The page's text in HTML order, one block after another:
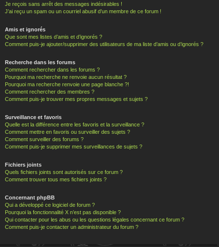
Je reçois sans arrêt des messages indésirables !
J’ai reçu un spam ou un courriel abusif d’un membre de ce forum !
Amis et ignorés
Que sont mes listes d’amis et d’ignorés ?
Comment puis-je ajouter/supprimer des utilisateurs de ma liste d’amis ou d’ignorés ?
Recherche dans les forums
Comment rechercher dans les forums ?
Pourquoi ma recherche ne renvoie aucun résultat ?
Pourquoi ma recherche renvoie une page blanche ?!
Comment rechercher des membres ?
Comment puis-je trouver mes propres messages et sujets ?
Surveillance et favoris
Quelle est la différence entre les favoris et la surveillance ?
Comment mettre en favoris ou surveiller des sujets ?
Comment surveiller des forums ?
Comment puis-je supprimer mes surveillances de sujets ?
Fichiers joints
Quels fichiers joints sont autorisés sur ce forum ?
Comment trouver tous mes fichiers joints ?
Concernant phpBB
Qui a développé ce logiciel de forum ?
Pourquoi la fonctionnalité X n’est pas disponible ?
Qui contacter pour les abus ou les questions légales concernant ce forum ?
Comment puis-je contacter un administrateur du forum ?